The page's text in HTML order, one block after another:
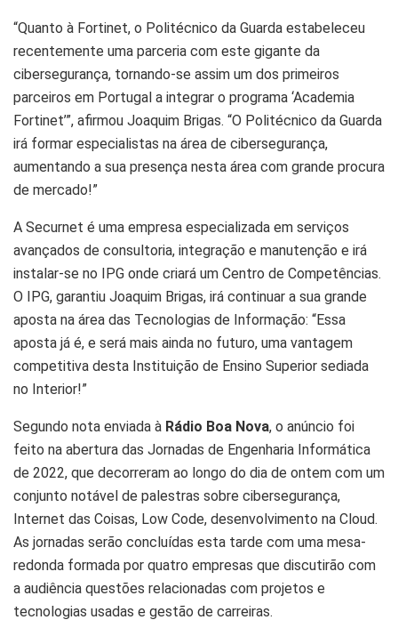
“Quanto à Fortinet, o Politécnico da Guarda estabeleceu
recentemente uma parceria com este gigante da
cibersegurança, tornando-se assim um dos primeiros
parceiros em Portugal a integrar o programa ‘Academia
Fortinet’”, afirmou Joaquim Brigas. “O Politécnico da Guarda
irá formar especialistas na área de cibersegurança,
aumentando a sua presença nesta área com grande procura
de mercado!”
A Securnet é uma empresa especializada em serviços
avançados de consultoria, integração e manutenção e irá
instalar-se no IPG onde criará um Centro de Competências.
O IPG, garantiu Joaquim Brigas, irá continuar a sua grande
aposta na área das Tecnologias de Informação: “Essa
aposta já é, e será mais ainda no futuro, uma vantagem
competitiva desta Instituição de Ensino Superior sediada
no Interior!”
Segundo nota enviada à Rádio Boa Nova, o anúncio foi
feito na abertura das Jornadas de Engenharia Informática
de 2022, que decorreram ao longo do dia de ontem com um
conjunto notável de palestras sobre cibersegurança,
Internet das Coisas, Low Code, desenvolvimento na Cloud.
As jornadas serão concluídas esta tarde com uma mesa-
redonda formada por quatro empresas que discutirão com
a audiência questões relacionadas com projetos e
tecnologias usadas e gestão de carreiras.